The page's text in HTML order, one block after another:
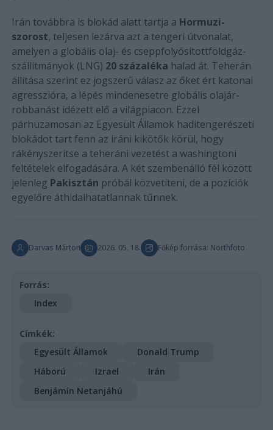
Irán továbbra is blokád alatt tartja a Hormuzi-
szorost, teljesen lezárva azt a tengeri útvonalat,
amelyen a globális olaj- és cseppfolyósítottföldgáz-
szállítmányok (LNG) 20 százaléka halad át. Teherán
állítása szerint ez jogszerű válasz az őket ért katonai
agresszióra, a lépés mindenesetre globális olajár-
robbanást idézett elő a világpiacon. Ezzel
párhuzamosan az Egyesült Államok haditengerészeti
blokádot tart fenn az iráni kikötők körül, hogy
rákényszerítse a teheráni vezetést a washingtoni
feltételek elfogadására. A két szembenálló fél között
jelenleg Pakisztán próbál közvetíteni, de a pozíciók
egyelőre áthidalhatatlannak tűnnek.
Darvas Márton 2026. 05. 18. Főkép forrása: Northfoto
Forrás:
Index
Címkék:
Egyesült Államok
Donald Trump
Háború
Izrael
Irán
Benjámín Netanjáhú